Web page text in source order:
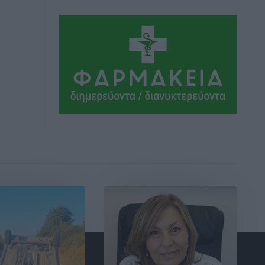
πριν 2 ώρες
Γ.Σ. Διαγόρας: Στα «κυανέρυθρα» ο
Janni Pembe
Αθλητικά• πριν 3 ώρες
Με 13,1% κάλυψη εργαζομένων από
συλλογικές συμβάσεις, η Ελλάδα στον
“πάτο” της ΕΕ
πριν 4 ώρες